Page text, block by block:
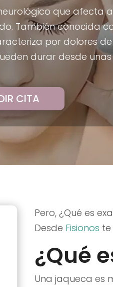
que afecta
También conocida
por dolores
durar desde
CITA
Pero, ¿Qué es
Desde Fisionos
¿Qué
Una jaqueca es